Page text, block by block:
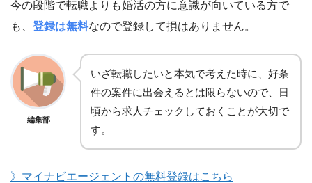
今の段階で転職よりも婚活の方に意識が向いている方で
も、 登録は無料なので登録して損はありません。
編集部
いざ転職したいと本気で考えた時に、好条
件の案件に出会えるとは限らないので、日
頃から求人チェックしておくことが大切で
す。
》マイナビエージェントの無料登録はこちら